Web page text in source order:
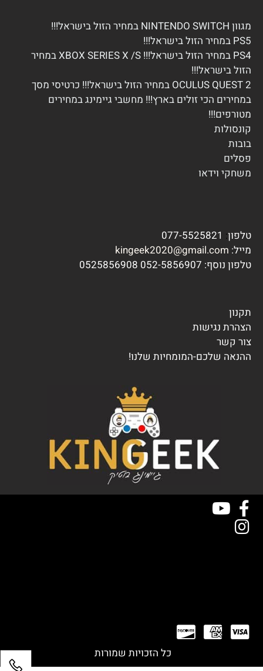
מגוון NINTENDO SWITCH במחיר הזול בישראל!!!
PS5 במחיר הזול בישראל!!!
PS4 במחיר הזול בישראל!!! XBOX SERIES X /S במחיר
הזול בישראל!!!
OCULUS QUEST 2 במחיר הזול בישראל!!! כרטיסי מסך
במחירים הכי זולים בארץ!!! מחשבי גיימינג במחירים
מטורפים!!!
קונסולות
בובות
פסלים
משחקי וידאו
טלפון:
077-5525821
מייל: kingeek2020@gmail.com
טלפון נוסף:
052-5856907 0525856908
תקנון
הצהרת נגישות
צור קשר
ההנאה שלכם-המומחיות שלנו!
כל הזכויות שמורות